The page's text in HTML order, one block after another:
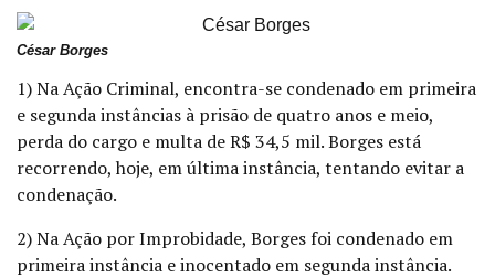
César Borges
1) Na Ação Criminal, encontra-se condenado em primeira
e segunda instâncias à prisão de quatro anos e meio,
perda do cargo e multa de R$ 34,5 mil. Borges está
recorrendo, hoje, em última instância, tentando evitar a
condenação.
2) Na Ação por Improbidade, Borges foi condenado em
primeira instância e inocentado em segunda instância.